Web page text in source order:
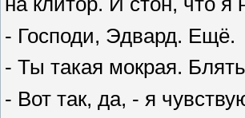
- Господи, Эдвард. Ещё.
- Ты такая мокрая.
- Вот так, да, - я